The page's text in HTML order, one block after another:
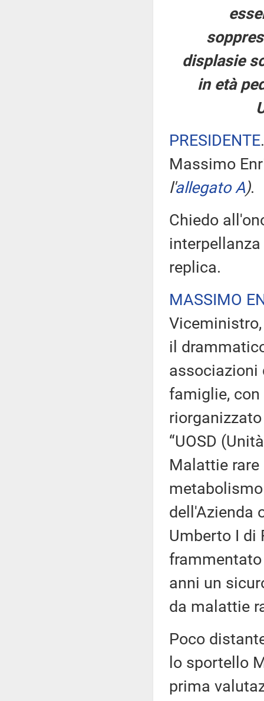
displasie
in età
PRESIDENTE
Massimo
l'allegato A).
Chiedo
replica.
MASSIMO
il
associazioni
famiglie,
“UOSD
Malattie
dell'Azienda
Umberto I di
anni un
da malattie
Poco
lo sportello
prima